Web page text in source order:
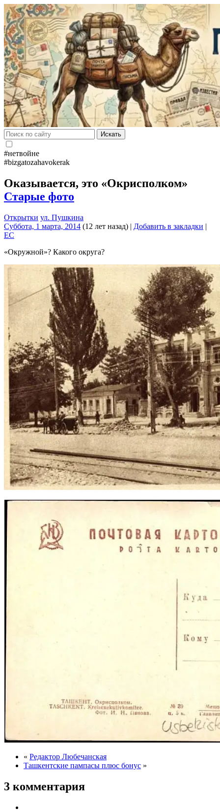
Искать
#нетвойне
#bizgatozahavokerak
Оказывается, это «Окрисполком»
Старые фото
Открытки ул. Пушкина
Суббота, 1 марта, 2014 (12 лет назад) | Добавить в закладки |
EC
«Окружной»? Какого округа?
« Редактор Любечанская
Ташкентские пампасы плюс бонус »
3 комментария